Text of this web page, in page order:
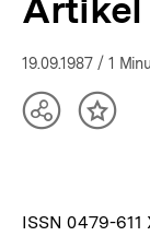
Artikel
19.09.1987 / 1
TeilenInhalt
ISSN 0479-